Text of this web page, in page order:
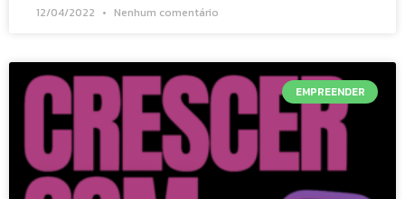
12/04/2022 Nenhum comentário
EMPREENDER